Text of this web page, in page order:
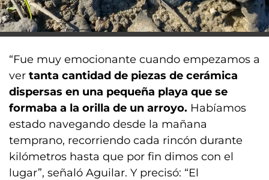
“Fue muy emocionante cuando empezamos a
ver tanta cantidad de piezas de cerámica
dispersas en una pequeña playa que se
formaba a la orilla de un arroyo. Habíamos
estado navegando desde la mañana
temprano, recorriendo cada rincón durante
kilómetros hasta que por fin dimos con el
lugar”, señaló Aguilar. Y precisó: “El